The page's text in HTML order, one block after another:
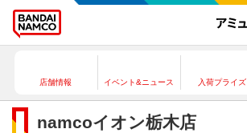
店舗情報 イベント&ニュース 入荷プライズ
namcoイオン栃木店